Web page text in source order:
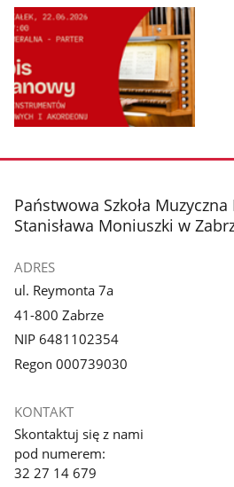
zdjęcie
galerii.
stopka
Państwowa Szkoła
Stanisława Moniuszki w
ADRES
ul. Reymonta 7a
41-800 Zabrze
NIP 6481102354
Regon 000739030
KONTAKT
Skontaktuj się z nami
pod numerem:
32 27 14 679